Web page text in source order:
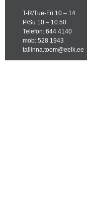
T-R/Tue-Fri 10 – 14
P/Su 10 – 10.50
Telefon: 644 4140
mob: 528 1943
tallinna.toom@eelk.ee